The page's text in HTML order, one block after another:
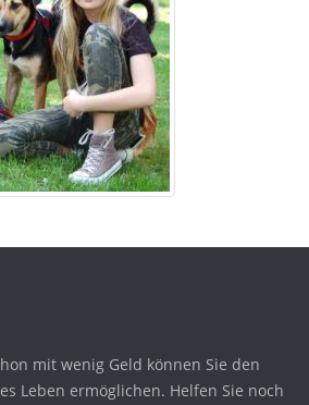
mit wenig Geld können Sie den
Leben ermöglichen. Helfen Sie noch